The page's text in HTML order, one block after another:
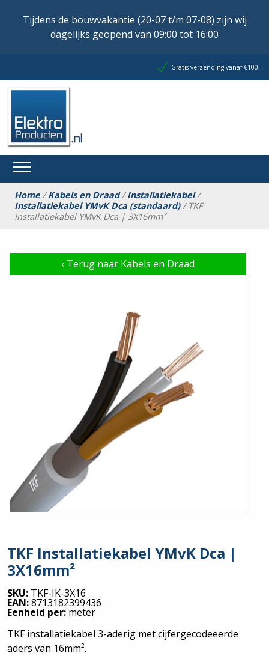
Tijdens de bouwvakantie (20-07 t/m 07-08) zijn wij
dagelijks geopend van 09:00 tot 16:00
Gratis verzending vanaf €100,-
Home/Kabels en Draad/Installatiekabel/
Installatiekabel YMvK Dca (standaard)/ TKF
Installatiekabel YMvK Dca | 3X16mm²
‹ Terug naar Kabels en Draad
TKF Installatiekabel YMvK Dca |
3X16mm²
SKU: TKF-IK-3X16
EAN:8713182399436
Eenheid per: meter
TKF installatiekabel 3-aderig met cijfergecodeeerde
aders van 16mm².